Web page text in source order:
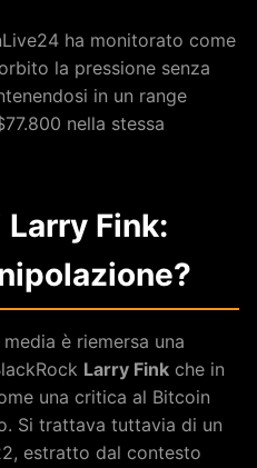
ha monitorato come
la pressione senza
in un range
nella stessa
Fink:
è riemersa una
Larry Fink che in
una critica al Bitcoin
Si trattava tuttavia di un
estratto dal contesto